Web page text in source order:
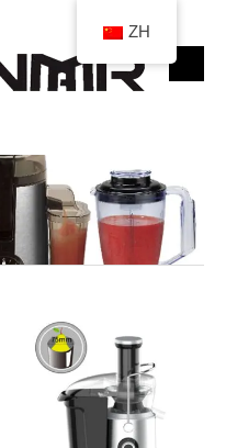
个
品
ZH